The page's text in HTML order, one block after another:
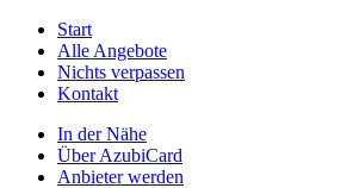
Start
Alle Angebote
Nichts verpassen
Kontakt
In der Nähe
Über AzubiCard
Anbieter werden